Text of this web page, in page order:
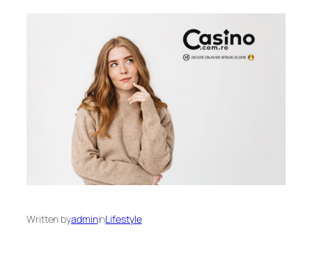
Written byadmininLifestyle